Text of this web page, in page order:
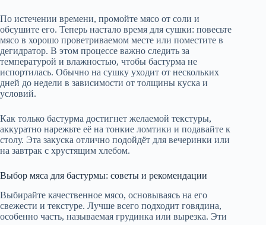
По истечении времени, промойте мясо от соли и
обсушите его. Теперь настало время для сушки: повесьте
мясо в хорошо проветриваемом месте или поместите в
дегидратор. В этом процессе важно следить за
температурой и влажностью, чтобы бастурма не
испортилась. Обычно на сушку уходит от нескольких
дней до недели в зависимости от толщины куска и
условий.
Как только бастурма достигнет желаемой текстуры,
аккуратно нарежьте её на тонкие ломтики и подавайте к
столу. Эта закуска отлично подойдёт для вечеринки или
на завтрак с хрустящим хлебом.
Выбор мяса для бастурмы: советы и рекомендации
Выбирайте качественное мясо, основываясь на его
свежести и текстуре. Лучше всего подходит говядина,
особенно часть, называемая грудинка или вырезка. Эти